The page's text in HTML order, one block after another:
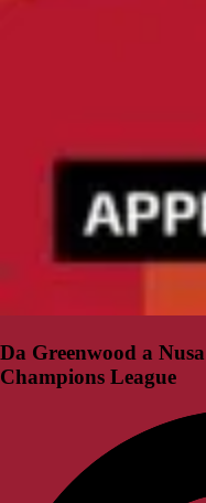
Da Greenwood a
Champions League